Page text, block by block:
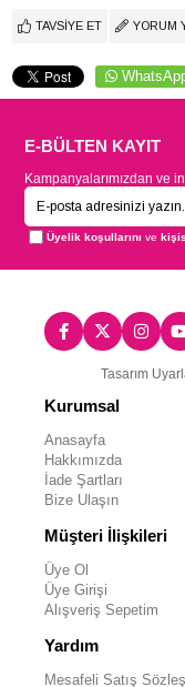
TAVSIYE ET YORUM
E-BÜLTEN KAYIT
Kampanyalarımızdan ve
Üyelik koşullarını ve
Tasarım
Kurumsal
Anasayfa
Hakkımızda
İade Şartları
Bize Ulaşın
Müşteri İlişkileri
Üye Ol
Üye Girişi
Alışveriş Sepetim
Yardım
Mesafeli Satış